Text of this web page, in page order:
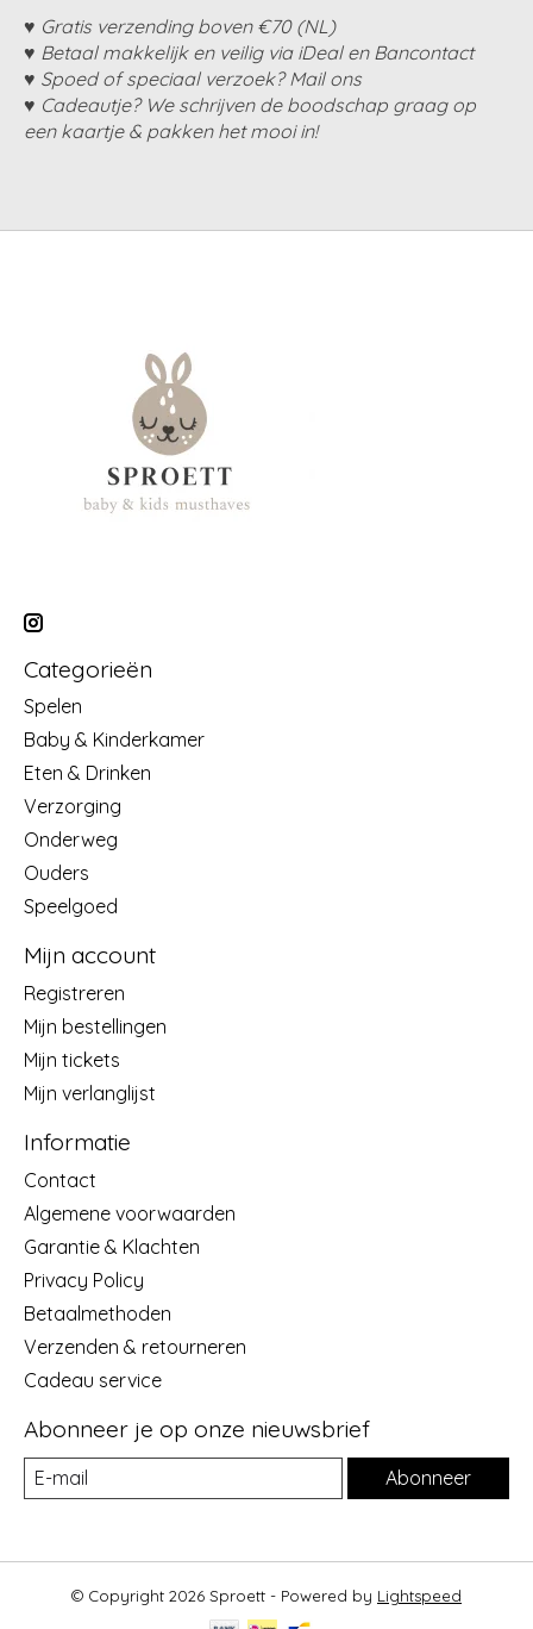
♥ Gratis verzending boven €70 (NL)
♥ Betaal makkelijk en veilig via iDeal en Bancontact
♥ Spoed of speciaal verzoek? Mail ons
♥ Cadeautje? We schrijven de boodschap graag op
een kaartje & pakken het mooi in!
Categorieën
Spelen
Baby & Kinderkamer
Eten & Drinken
Verzorging
Onderweg
Ouders
Speelgoed
Mijn account
Registreren
Mijn bestellingen
Mijn tickets
Mijn verlanglijst
Informatie
Contact
Algemene voorwaarden
Garantie & Klachten
Privacy Policy
Betaalmethoden
Verzenden & retourneren
Cadeau service
Abonneer je op onze nieuwsbrief
Abonneer
© Copyright 2026 Sproett - Powered by Lightspeed